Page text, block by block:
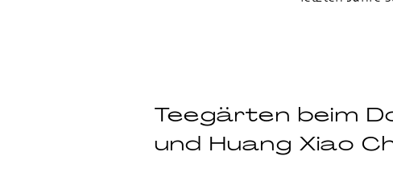
Teegärten beim
und Huang Xiao